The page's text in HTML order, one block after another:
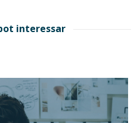
interessar